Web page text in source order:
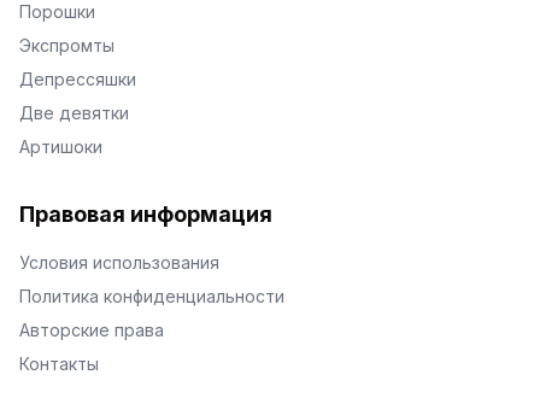
Порошки
Экспромты
Депрессяшки
Две девятки
Артишоки
Правовая информация
Условия использования
Политика конфиденциальности
Авторские права
Контакты